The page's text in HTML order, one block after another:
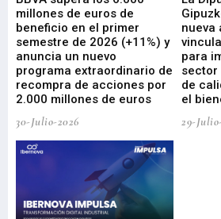
millones de euros de
beneficio en el primer
semestre de 2026 (+11%) y
anuncia un nuevo
programa extraordinario de
recompra de acciones por
2.000 millones de euros
30-Julio-2026
nueva
para
sector
de
el
29-